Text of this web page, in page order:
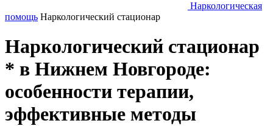
Наркологическая
помощь Наркологический стационар
Наркологический стационар
* в Нижнем Новгороде:
особенности терапии,
эффективные методы